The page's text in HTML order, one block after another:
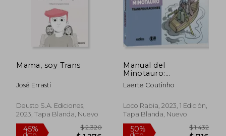
Mama, soy Trans
José Errasti
Deusto S.A. Ediciones,
2023, Tapa Blanda, Nuevo
Manual del
Minotauro:
Transfiguraciones
Laerte Coutinho
Loco Rabia, 2023, 1 Edición,
Tapa Blanda, Nuevo